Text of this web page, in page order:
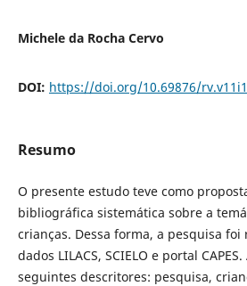
Michele da Rocha Cervo
DOI: https://doi.org/10.69876/
Resumo
O presente estudo teve como
bibliográfica sistemática sobre a
crianças. Dessa forma, a pesquisa foi
dados LILACS, SCIELO e portal
seguintes descritores: pesquisa,